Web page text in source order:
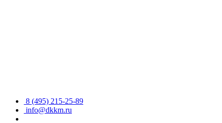
8 (495) 215-25-89
info@dkkm.ru